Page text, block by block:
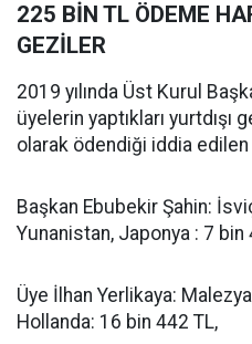
225 BİN TL ÖDEME
GEZİLER
2019 yılında Üst Kurul
üyelerin yaptıkları yurtdışı
olarak ödendiği iddia
Başkan Ebubekir Şahin:
Yunanistan, Japonya : 7 bin
Üye İlhan Yerlikaya:
Hollanda: 16 bin 442 TL,